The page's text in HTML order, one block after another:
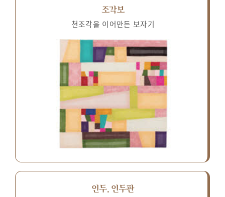
조각보
천조각을 이어만든 보자기
인두, 인두판